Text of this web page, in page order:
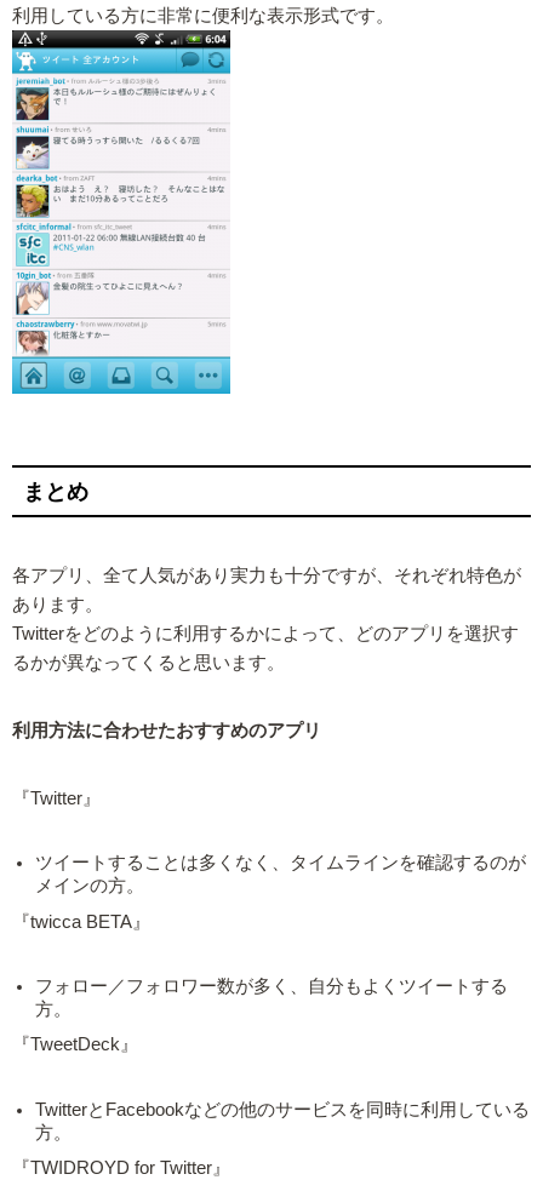
利用している方に非常に便利な表示形式です。
まとめ
各アプリ、全て人気があり実力も十分ですが、それぞれ特色が
あります。
Twitterをどのように利用するかによって、どのアプリを選択す
るかが異なってくると思います。
利用方法に合わせたおすすめのアプリ
『Twitter』
ツイートすることは多くなく、タイムラインを確認するのが
メインの方。
『twicca BETA』
フォロー／フォロワー数が多く、自分もよくツイートする
方。
『TweetDeck』
TwitterとFacebookなどの他のサービスを同時に利用している
方。
『TWIDROYD for Twitter』